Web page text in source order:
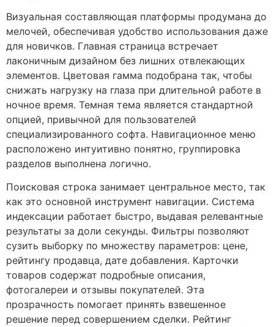
Визуальная составляющая платформы продумана до
мелочей, обеспечивая удобство использования даже
для новичков. Главная страница встречает
лаконичным дизайном без лишних отвлекающих
элементов. Цветовая гамма подобрана так, чтобы
снижать нагрузку на глаза при длительной работе в
ночное время. Темная тема является стандартной
опцией, привычной для пользователей
специализированного софта. Навигационное меню
расположено интуитивно понятно, группировка
разделов выполнена логично.
Поисковая строка занимает центральное место, так
как это основной инструмент навигации. Система
индексации работает быстро, выдавая релевантные
результаты за доли секунды. Фильтры позволяют
сузить выборку по множеству параметров: цене,
рейтингу продавца, дате добавления. Карточки
товаров содержат подробные описания,
фотогалереи и отзывы покупателей. Эта
прозрачность помогает принять взвешенное
решение перед совершением сделки. Рейтинг